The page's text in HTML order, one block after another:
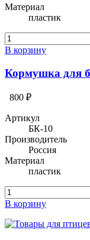
Материал
пластик
В корзину
Кормушка для
800 ₽
Артикул
БК-10
Производитель
Россия
Материал
пластик
В корзину